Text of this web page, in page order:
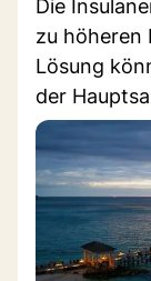
Die
zu höheren
Lösung
der